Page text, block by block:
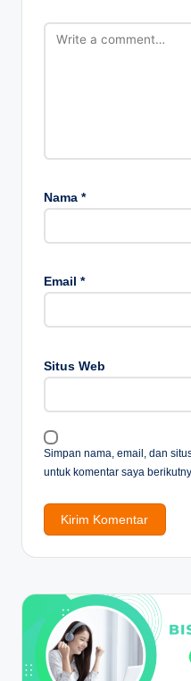
Nama *
Email *
Situs Web
Simpan nama, email, dan
untuk komentar saya